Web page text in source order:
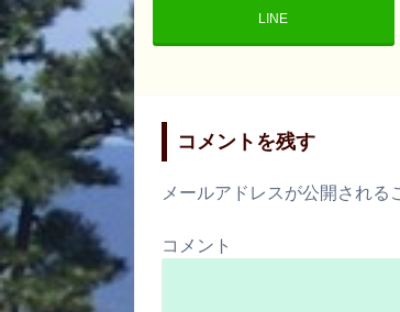
LINE
コメントを残す
メールアドレスが公開される
コメント